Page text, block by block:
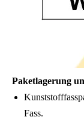
Paketlagerung
Fass.